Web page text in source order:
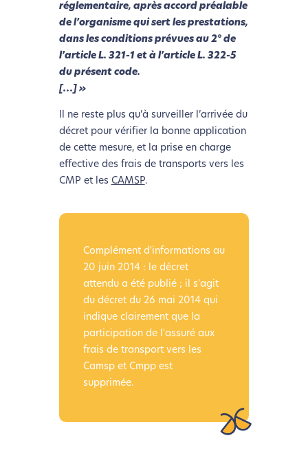
réglementaire, après accord préalable
de l’organisme qui sert les prestations,
dans les conditions prévues au 2° de
l’article L. 321-1 et à l’article L. 322-5
du présent code.
[…] »
Il ne reste plus qu’à surveiller l’arrivée du
décret pour vérifier la bonne application
de cette mesure, et la prise en charge
effective des frais de transports vers les
CMP et les CAMSP.
Complément d'informations au
20 juin 2014 : le décret
attendu a été publié ; il s'agit
du décret du 26 mai 2014 qui
indique clairement que la
participation de l'assuré aux
frais de transport vers les
Camsp et Cmpp est
supprimée.